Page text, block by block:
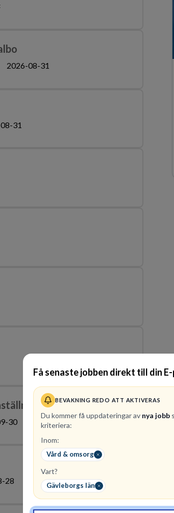
Få senaste jobben direkt till din
BEVAKNING REDO ATT AKTIVERAS
Du kommer få uppdateringar av nya jobb
kriteriera:
Inom:
Vård & omsorg
Vart?
Gävleborgs län
2026-08-31
31
30
28